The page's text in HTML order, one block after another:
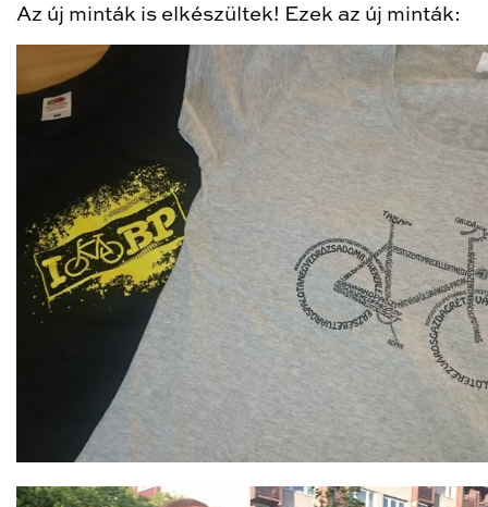
Az új minták is elkészültek! Ezek az új minták: